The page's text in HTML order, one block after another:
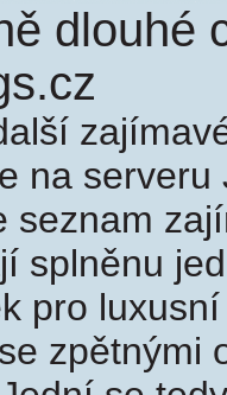
dlouhé
na serveru
seznam
splněnu
pro
zpětnými